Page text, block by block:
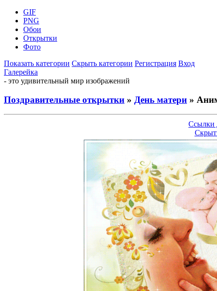
GIF
PNG
Обои
Открытки
Фото
Показать категории Скрыть категории Регистрация Вход
Галерейка
- это удивительный мир изображений
Поздравительные открытки » День матери »
Ссылки